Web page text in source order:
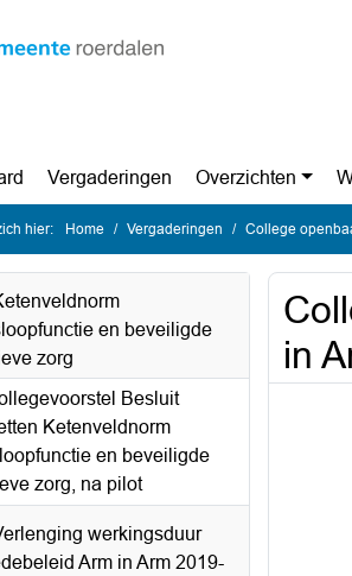
pagina
Vergaderingen Overzichten
hier: Home Vergaderingen College
en beveiligde
zorg
Besluit
Ketenveldnorm
en beveiligde
zorg, na pilot
werkingsduur
Arm in Arm 2019-
in